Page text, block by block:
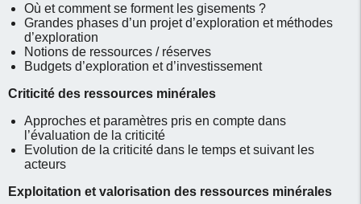
Où et comment se forment les gisements ?
Grandes phases d’un projet d’exploration et méthodes
d’exploration
Notions de ressources / réserves
Budgets d’exploration et d’investissement
Criticité des ressources minérales
Approches et paramètres pris en compte dans
l’évaluation de la criticité
Evolution de la criticité dans le temps et suivant les
acteurs
Exploitation et valorisation des ressources minérales